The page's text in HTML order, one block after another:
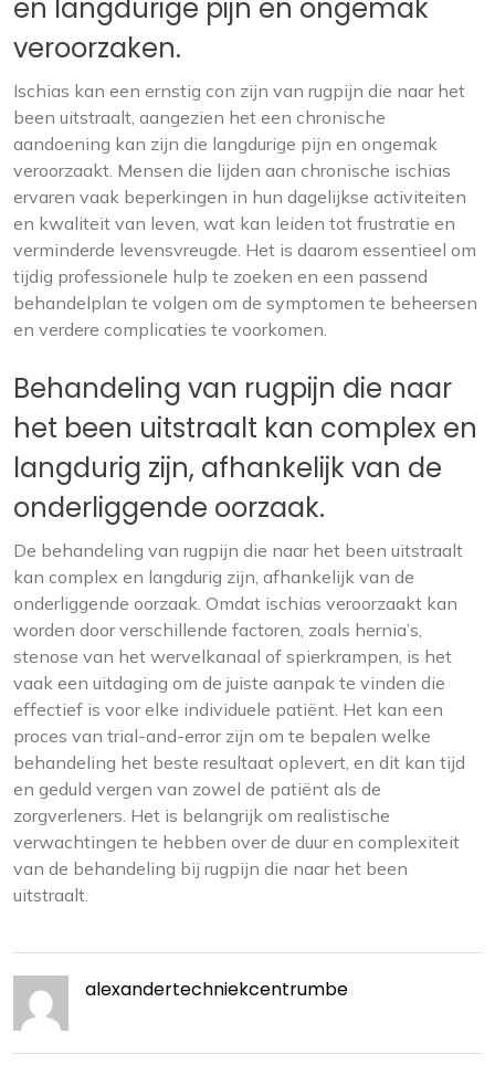
en langdurige pijn en ongemak
veroorzaken.
Ischias kan een ernstig con zijn van rugpijn die naar het
been uitstraalt, aangezien het een chronische
aandoening kan zijn die langdurige pijn en ongemak
veroorzaakt. Mensen die lijden aan chronische ischias
ervaren vaak beperkingen in hun dagelijkse activiteiten
en kwaliteit van leven, wat kan leiden tot frustratie en
verminderde levensvreugde. Het is daarom essentieel om
tijdig professionele hulp te zoeken en een passend
behandelplan te volgen om de symptomen te beheersen
en verdere complicaties te voorkomen.
Behandeling van rugpijn die naar
het been uitstraalt kan complex en
langdurig zijn, afhankelijk van de
onderliggende oorzaak.
De behandeling van rugpijn die naar het been uitstraalt
kan complex en langdurig zijn, afhankelijk van de
onderliggende oorzaak. Omdat ischias veroorzaakt kan
worden door verschillende factoren, zoals hernia’s,
stenose van het wervelkanaal of spierkrampen, is het
vaak een uitdaging om de juiste aanpak te vinden die
effectief is voor elke individuele patiënt. Het kan een
proces van trial-and-error zijn om te bepalen welke
behandeling het beste resultaat oplevert, en dit kan tijd
en geduld vergen van zowel de patiënt als de
zorgverleners. Het is belangrijk om realistische
verwachtingen te hebben over de duur en complexiteit
van de behandeling bij rugpijn die naar het been
uitstraalt.
alexandertechniekcentrumbe